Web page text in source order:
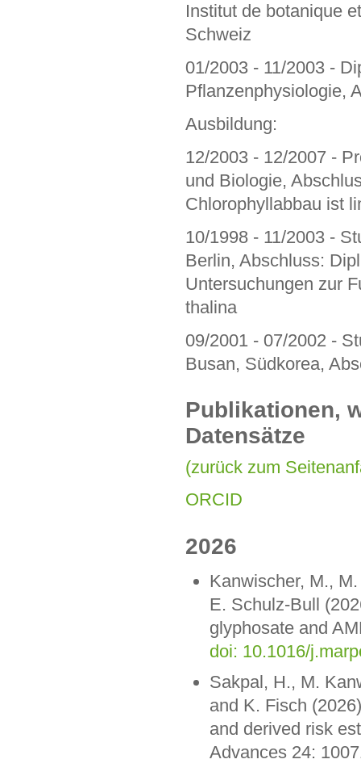
Institut de botanique
Schweiz
01/2003 - 11/2003 -
Pflanzenphysiologie,
Ausbildung:
12/2003 - 12/2007 -
und Biologie,
Chlorophyllabbau ist
10/1998 - 11/2003 -
Berlin, Abschluss:
Untersuchungen zur
thalina
09/2001 - 07/2002 -
Busan, Südkorea,
Publikationen,
Datensätze
(zurück zum
ORCID
2026
Kanwischer, M.,
E. Schulz-Bull
glyphosate and
doi: 10.1016/
Sakpal, H., M.
and K. Fisch
and derived risk
Advances 24: